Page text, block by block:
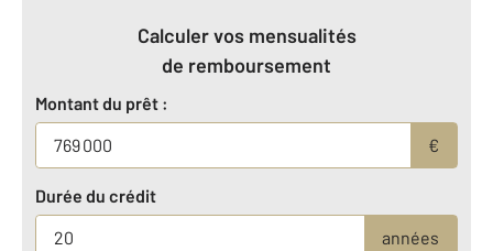
Calculer vos mensualités
de remboursement
Montant du prêt :
€
Durée du crédit
années